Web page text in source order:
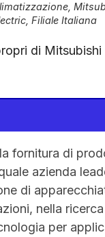
Filiale Italiana
di
fornitura di
azienda
di
nella
per